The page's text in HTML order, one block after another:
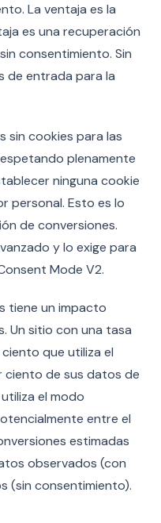
La ventaja es la
es una recuperación
consentimiento. Sin
de entrada para la
sin cookies para las
plenamente
ninguna cookie
personal. Esto es lo
de conversiones.
y lo exige para
Mode V2.
tiene un impacto
Un sitio con una tasa
que utiliza el
ciento de sus datos de
el modo
entre el
estimadas
observados (con
(sin consentimiento).